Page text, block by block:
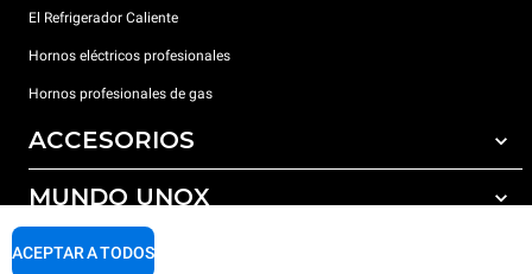
El Refrigerador Caliente
Hornos eléctricos profesionales
Hornos profesionales de gas
ACCESORIOS
Todos los accesorios
Detergentes para lavado automático
MUNDO UNOX
Nuestras sedes en el mundo
SOPORTE
ACEPTAR A TODOS